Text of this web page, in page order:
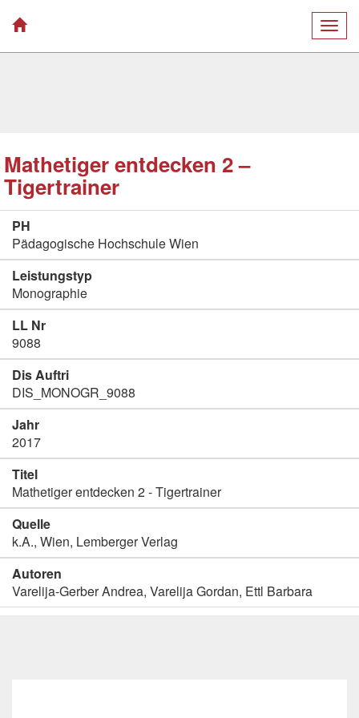
Mathetiger entdecken 2 –
Tigertrainer
PH
Pädagogische Hochschule Wien
Leistungstyp
Monographie
LL Nr
9088
Dis Auftri
DIS_MONOGR_9088
Jahr
2017
Titel
Mathetiger entdecken 2 - Tigertrainer
Quelle
k.A., Wien, Lemberger Verlag
Autoren
Varelija-Gerber Andrea, Varelija Gordan, Ettl Barbara